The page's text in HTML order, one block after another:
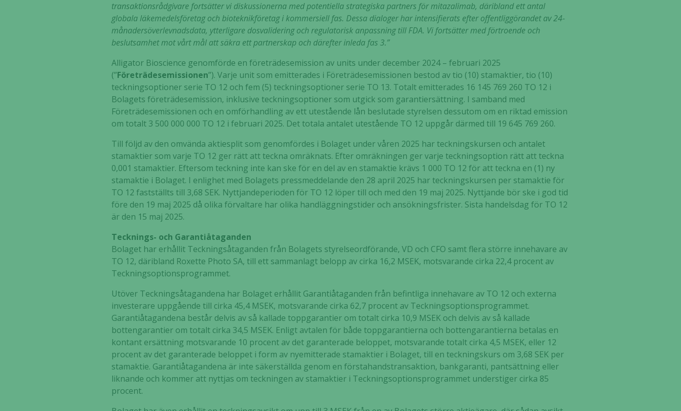
transaktionsrådgivare fortsätter vi diskussionerna med potentiella strategiska partners för mitazalimab, däribland ett antal
globala läkemedelsföretag och bioteknikföretag i kommersiell fas. Dessa dialoger har intensifierats efter offentliggörandet av 24-
månadersöverlevnadsdata, ytterligare dosvalidering och regulatorisk anpassning till FDA. Vi fortsätter med förtroende och
beslutsamhet mot vårt mål att säkra ett partnerskap och därefter inleda fas 3.”
Alligator Bioscience genomförde en företrädesemission av units under december 2024 – februari 2025
(”Företrädesemissionen”). Varje unit som emitterades i Företrädesemissionen bestod av tio (10) stamaktier, tio (10)
teckningsoptioner serie TO 12 och fem (5) teckningsoptioner serie TO 13. Totalt emitterades 16 145 769 260 TO 12 i
Bolagets företrädesemission, inklusive teckningsoptioner som utgick som garantiersättning. I samband med
Företrädesemissionen och en omförhandling av ett utestående lån beslutade styrelsen dessutom om en riktad emission
om totalt 3 500 000 000 TO 12 i februari 2025. Det totala antalet utestående TO 12 uppgår därmed till 19 645 769 260.
Till följd av den omvända aktiesplit som genomfördes i Bolaget under våren 2025 har teckningskursen och antalet
stamaktier som varje TO 12 ger rätt att teckna omräknats. Efter omräkningen ger varje teckningsoption rätt att teckna
0,001 stamaktier. Eftersom teckning inte kan ske för en del av en stamaktie krävs 1 000 TO 12 för att teckna en (1) ny
stamaktie i Bolaget. I enlighet med Bolagets pressmeddelande den 28 april 2025 har teckningskursen per stamaktie för
TO 12 fastställts till 3,68 SEK. Nyttjandeperioden för TO 12 löper till och med den 19 maj 2025. Nyttjande bör ske i god tid
före den 19 maj 2025 då olika förvaltare har olika handläggningstider och ansökningsfrister. Sista handelsdag för TO 12
är den 15 maj 2025.
Tecknings- och Garantiåtaganden
Bolaget har erhållit Teckningsåtaganden från Bolagets styrelseordförande, VD och CFO samt flera större innehavare av
TO 12, däribland Roxette Photo SA, till ett sammanlagt belopp av cirka 16,2 MSEK, motsvarande cirka 22,4 procent av
Teckningsoptionsprogrammet.
Utöver Teckningsåtagandena har Bolaget erhållit Garantiåtaganden från befintliga innehavare av TO 12 och externa
investerare uppgående till cirka 45,4 MSEK, motsvarande cirka 62,7 procent av Teckningsoptionsprogrammet.
Garantiåtagandena består delvis av så kallade toppgarantier om totalt cirka 10,9 MSEK och delvis av så kallade
bottengarantier om totalt cirka 34,5 MSEK. Enligt avtalen för både toppgarantierna och bottengarantierna betalas en
kontant ersättning motsvarande 10 procent av det garanterade beloppet, motsvarande totalt cirka 4,5 MSEK, eller 12
procent av det garanterade beloppet i form av nyemitterade stamaktier i Bolaget, till en teckningskurs om 3,68 SEK per
stamaktie. Garantiåtagandena är inte säkerställda genom en förstahandstransaktion, bankgaranti, pantsättning eller
liknande och kommer att nyttjas om teckningen av stamaktier i Teckningsoptionsprogrammet understiger cirka 85
procent.